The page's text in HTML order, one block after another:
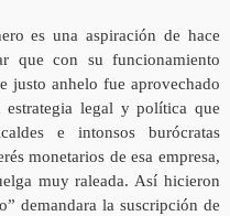
es una aspiración de hace
que con su funcionamiento
justo anhelo fue aprovechado
legal y política que
e intonsos burócratas
monetarios de esa empresa,
muy raleada. Así hicieron
demandara la suscripción de